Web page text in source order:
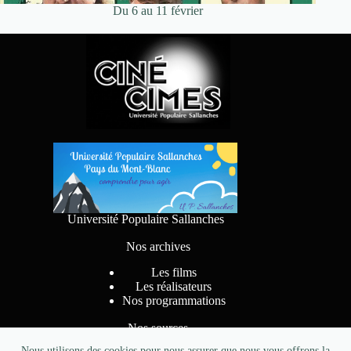
Du 6 au 11 février
Université Populaire Sallanches
Nos archives
Les films
Les réalisateurs
Nos programmations
Nos sources